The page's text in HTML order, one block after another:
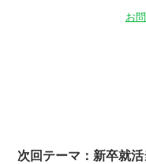
次回テーマ：新卒就